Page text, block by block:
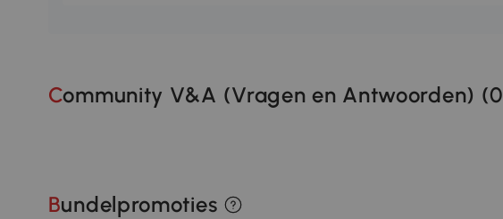
Community V&A (Vragen en Antwoorden) (0
Bundelpromoties